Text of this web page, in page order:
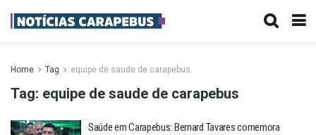
Home Tag equipe de saude de carapebus
Tag: equipe de saude de carapebus
Saúde em Carapebus: Bernard Tavares comemora